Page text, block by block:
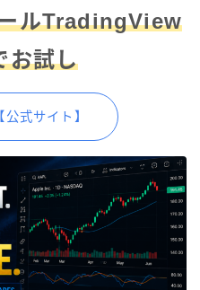
ルTradingView
お試し
式サイト】